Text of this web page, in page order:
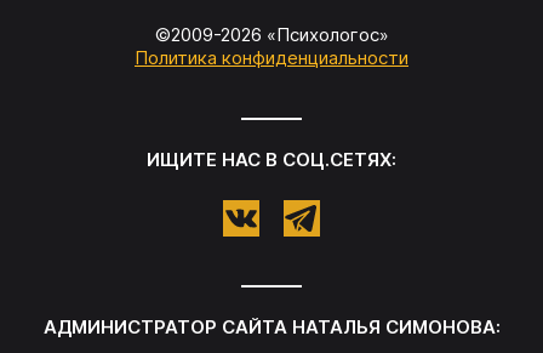
©2009-2026 «Психологос»
Политика конфиденциальности
ИЩИТЕ НАС В СОЦ.СЕТЯХ:
АДМИНИСТРАТОР САЙТА НАТАЛЬЯ СИМОНОВА: